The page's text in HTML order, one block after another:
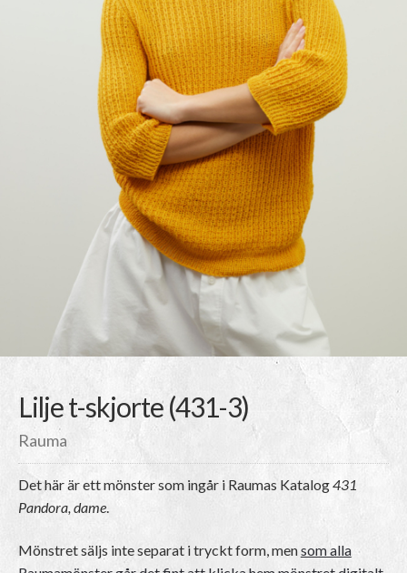
Lilje t-skjorte (431-3)
Rauma
Det här är ett mönster som ingår i Raumas Katalog431
Pandora, dame.
Mönstret säljs inte separat i tryckt form, mensom alla